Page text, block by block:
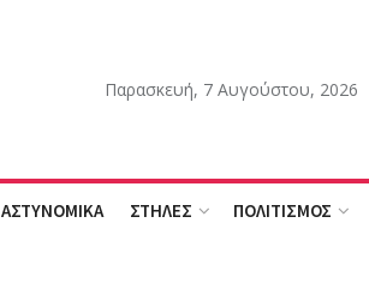
Παρασκευή, 7 Αυγούστου, 2026
ΑΣΤΥΝΟΜΙΚΑ ΣΤΗΛΕΣ ΠΟΛΙΤΙΣΜΟΣ